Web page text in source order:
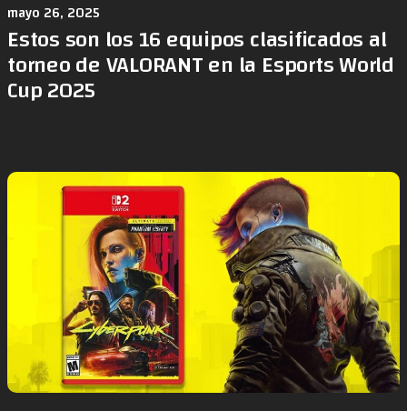
mayo 26, 2025
Estos son los 16 equipos clasificados al
torneo de VALORANT en la Esports World
Cup 2025